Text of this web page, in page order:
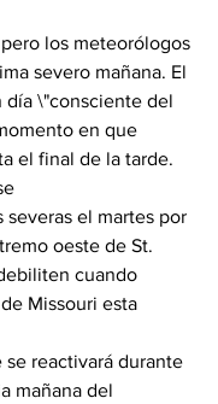
los meteorólogos
severo mañana. El
día \"consciente del
en que
el final de la tarde.
el martes por
oeste de St.
cuando
Missouri esta
se reactivará durante
mañana del